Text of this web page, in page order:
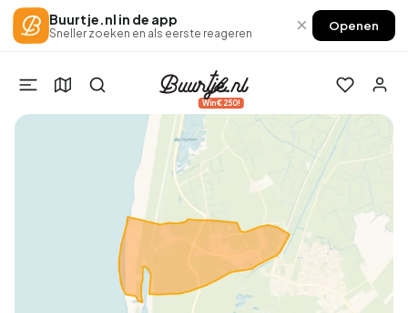
Buurtje.nl in de app
Sneller zoeken en als eerste reageren × Openen
Win €250!